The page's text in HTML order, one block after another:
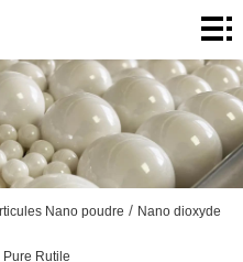
Nano poudre / Nano dioxyde
Rutile